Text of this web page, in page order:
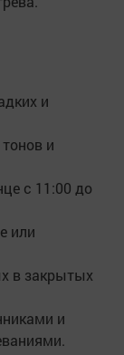
и
и
с 11:00 до
или
в закрытых
и